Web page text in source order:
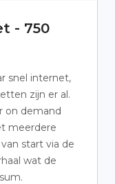
- 750
snel internet,
zijn er al.
on demand
meerdere
start via de
wat de